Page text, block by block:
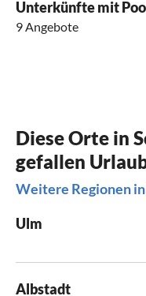
Unterkünfte mit
9 Angebote
Diese Orte in
gefallen
Weitere Regionen
Ulm
Albstadt